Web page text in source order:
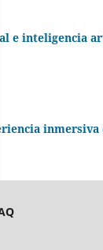
e inteligencia